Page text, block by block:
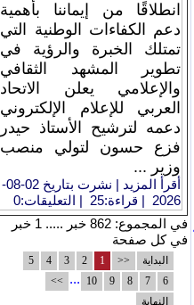
انطلاقًا من إيماننا بأهمية
دعم الكفاءات الوطنية التي
تمتلك الخبرة والرؤية في
تطوير المشهد الثقافي
والإعلامي يعلن الاتحاد
العربي للإعلام الإلكتروني
دعمه لترشيح الأستاذ حيدر
فزع حسون لتولي منصب
وزير ...
أقرأ المزيد
| نشرت بتاريخ 02-08-
2026 | قراءة:25
| التعليقات:0
في المجموع: 862 خبر ..... 1 خبر
في كل صفحة
البداية <<
1
2
3
4
5
6
7
8
9
10
...
>>
النهاية